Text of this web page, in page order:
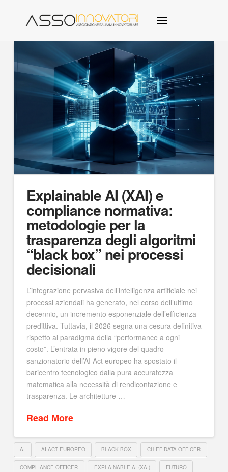
Explainable AI (XAI) e
compliance normativa:
metodologie per la
trasparenza degli algoritmi
“black box” nei processi
decisionali
L’integrazione pervasiva dell’intelligenza artificiale nei
processi aziendali ha generato, nel corso dell’ultimo
decennio, un incremento esponenziale dell’efficienza
predittiva. Tuttavia, il 2026 segna una cesura definitiva
rispetto al paradigma della “performance a ogni
costo”. L’entrata in pieno vigore del quadro
sanzionatorio dell’AI Act europeo ha spostato il
baricentro tecnologico dalla pura accuratezza
matematica alla necessità di rendicontazione e
trasparenza. Le architetture …
Read More
AI AI ACT EUROPEO BLACK BOX CHIEF DATA OFFICER
COMPLIANCE OFFICER EXPLAINABLE AI (XAI) FUTURO